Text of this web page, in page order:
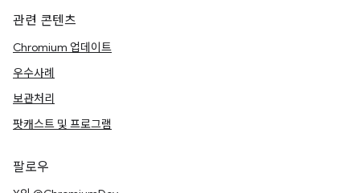
관련 콘텐츠
Chromium 업데이트
우수사례
보관처리
팟캐스트 및 프로그램
팔로우